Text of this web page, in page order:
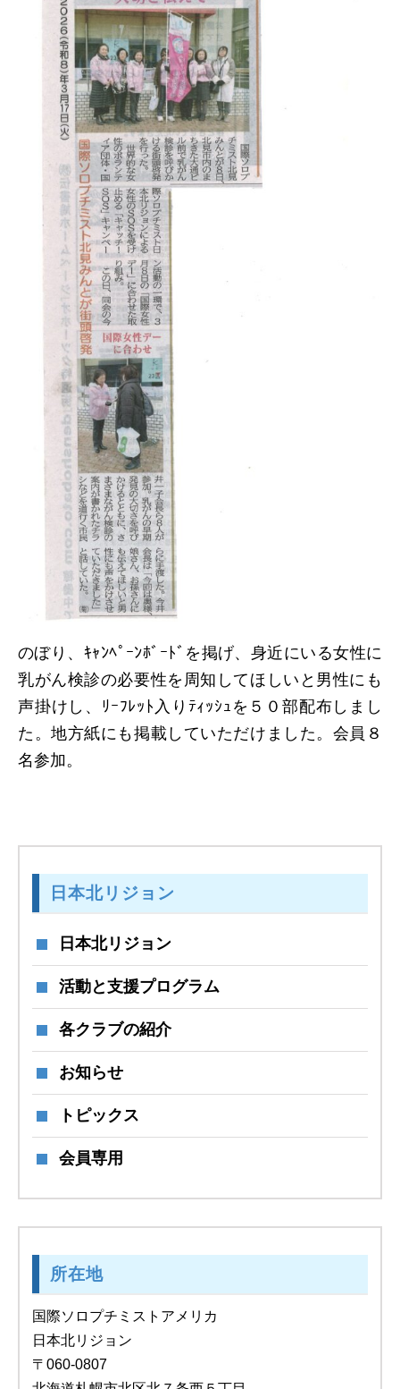
のぼり、ｷｬﾝﾍﾟｰﾝﾎﾞｰﾄﾞを掲げ、身近にいる女性に
乳がん検診の必要性を周知してほしいと男性にも
声掛けし、ﾘｰﾌﾚｯﾄ入りﾃｨｯｼｭを５０部配布しまし
た。地方紙にも掲載していただけました。会員８
名参加。
日本北リジョン
日本北リジョン
活動と支援プログラム
各クラブの紹介
お知らせ
トピックス
会員専用
所在地
国際ソロプチミストアメリカ
日本北リジョン
〒060-0807